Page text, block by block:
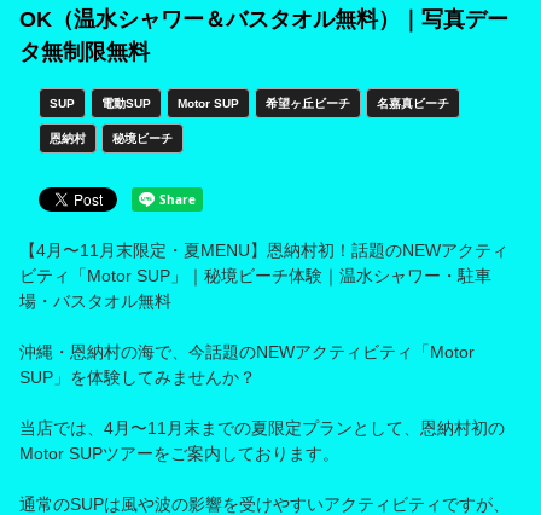
OK（温水シャワー＆バスタオル無料）｜写真デー
タ無制限無料
SUP 電動SUP Motor SUP 希望ヶ丘ビーチ 名嘉真ビーチ
恩納村 秘境ビーチ
【4月〜11月末限定・夏MENU】恩納村初！話題のNEWアクティ
ビティ「Motor SUP」｜秘境ビーチ体験｜温水シャワー・駐車
場・バスタオル無料
沖縄・恩納村の海で、今話題のNEWアクティビティ「Motor
SUP」を体験してみませんか？
当店では、4月〜11月末までの夏限定プランとして、恩納村初の
Motor SUPツアーをご案内しております。
通常のSUPは風や波の影響を受けやすいアクティビティですが、